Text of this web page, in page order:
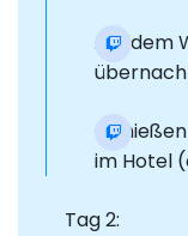
Auf dem
im Hotel
Tag 2: